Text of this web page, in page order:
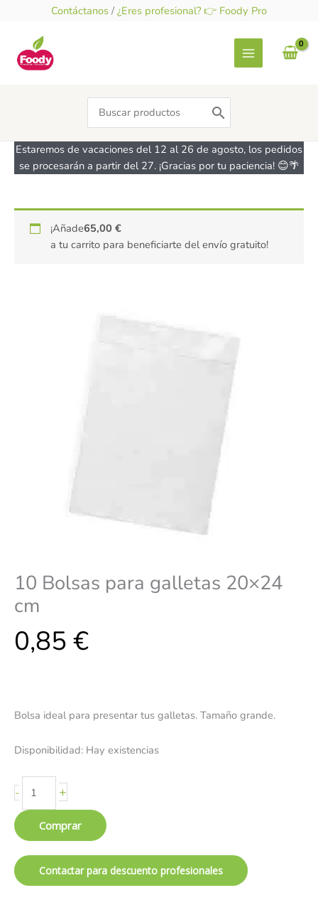
contenido
Contáctanos / ¿Eres profesional? 👉 Foody Pro
Search
for:
Estaremos de vacaciones del 12 al 26 de agosto, los pedidos
se procesarán a partir del 27. ¡Gracias por tu paciencia! 😊🌴
¡Añade65,00€
a tu carrito para beneficiarte del envío gratuito!
10 Bolsas para galletas 20×24
cm
0,85 €
Bolsa ideal para presentar tus galletas. Tamaño grande.
Disponibilidad: Hay existencias
-
10
Bolsas
+
Comprar
Contactar para descuento profesionales